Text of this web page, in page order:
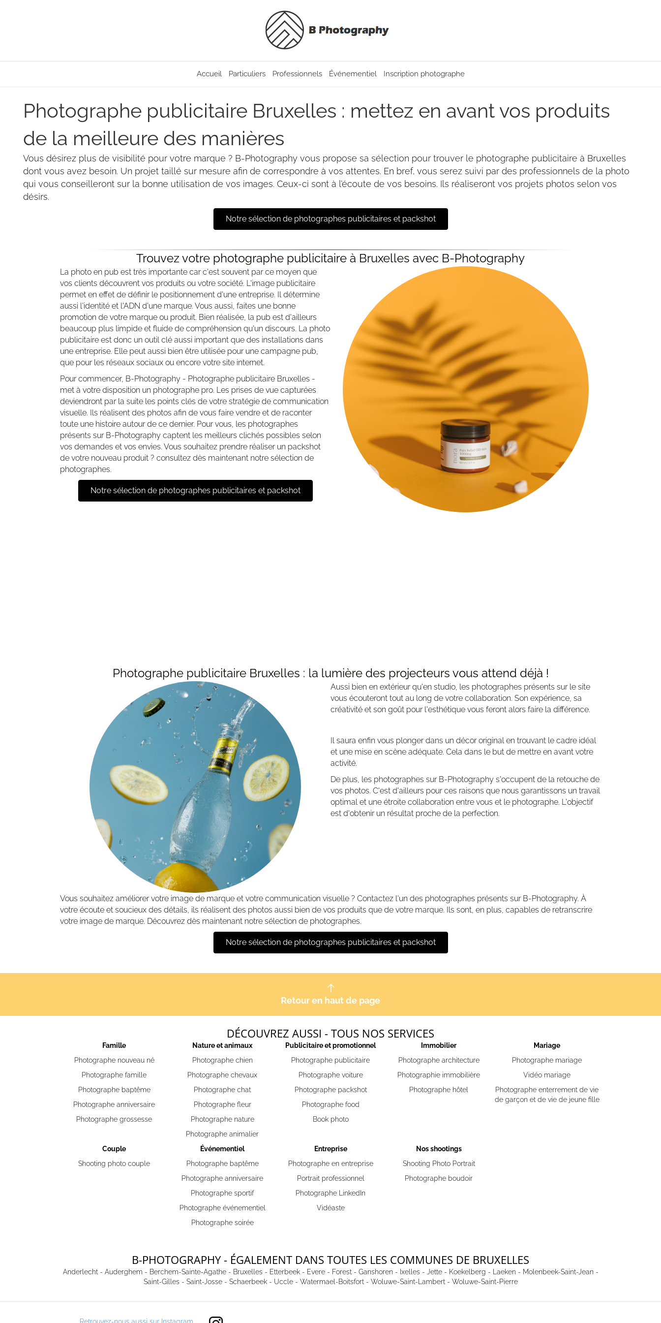
Accueil Particuliers Professionnels Événementiel Inscription photographe
Photographe publicitaire Bruxelles : mettez en avant vos produits
de la meilleure des manières
Vous désirez plus de visibilité pour votre marque ? B-Photography vous propose sa sélection pour trouver le photographe publicitaire à Bruxelles
dont vous avez besoin. Un projet taillé sur mesure afin de correspondre à vos attentes. En bref, vous serez suivi par des professionnels de la photo
qui vous conseilleront sur la bonne utilisation de vos images. Ceux-ci sont à l’écoute de vos besoins. Ils réaliseront vos projets photos selon vos
désirs.
Notre sélection de photographes publicitaires et packshot
Trouvez votre photographe publicitaire à Bruxelles avec B-Photography
La photo en pub est très importante car c'est souvent par ce moyen que
vos clients découvrent vos produits ou votre société. L'image publicitaire
permet en effet de définir le positionnement d'une entreprise. Il détermine
aussi l'identité et l'ADN d'une marque. Vous aussi, faites une bonne
promotion de votre marque ou produit. Bien réalisée, la pub est d'ailleurs
beaucoup plus limpide et fluide de compréhension qu'un discours. La photo
publicitaire est donc un outil clé aussi important que des installations dans
une entreprise. Elle peut aussi bien être utilisée pour une campagne pub,
que pour les réseaux sociaux ou encore votre site internet.
Pour commencer, B-Photography - Photographe publicitaire Bruxelles -
met à votre disposition un photographe pro. Les prises de vue capturées
deviendront par la suite les points clés de votre stratégie de communication
visuelle. Ils réalisent des photos afin de vous faire vendre et de raconter
toute une histoire autour de ce dernier. Pour vous, les photographes
présents sur B-Photography captent les meilleurs clichés possibles selon
vos demandes et vos envies. Vous souhaitez prendre réaliser un packshot
de votre nouveau produit ? consultez dès maintenant notre sélection de
photographes.
Notre sélection de photographes publicitaires et packshot
Photographe publicitaire Bruxelles : la lumière des projecteurs vous attend déjà !
Aussi bien en extérieur qu'en studio, les photographes présents sur le site
vous écouteront tout au long de votre collaboration. Son expérience, sa
créativité et son goût pour l'esthétique vous feront alors faire la différence.
Il saura enfin vous plonger dans un décor original en trouvant le cadre idéal
et une mise en scène adéquate. Cela dans le but de mettre en avant votre
activité.
De plus, les photographes sur B-Photography s'occupent de la retouche de
vos photos. C'est d'ailleurs pour ces raisons que nous garantissons un travail
optimal et une étroite collaboration entre vous et le photographe. L'objectif
est d'obtenir un résultat proche de la perfection.
Vous souhaitez améliorer votre image de marque et votre communication visuelle ? Contactez l'un des photographes présents sur B-Photography. À
votre écoute et soucieux des détails, ils réalisent des photos aussi bien de vos produits que de votre marque. Ils sont, en plus, capables de retranscrire
votre image de marque. Découvrez dès maintenant notre sélection de photographes.
Notre sélection de photographes publicitaires et packshot
Retour en haut de page
DÉCOUVREZ AUSSI - TOUS NOS SERVICES
Famille
Photographe nouveau né
Photographe famille
Photographe baptême
Photographe anniversaire
Photographe grossesse
Nature et animaux
Photographe chien
Photographe chevaux
Photographe chat
Photographe fleur
Photographe nature
Photographe animalier
Publicitaire et promotionnel
Photographe publicitaire
Photographe voiture
Photographe packshot
Photographe food
Book photo
Immobilier
Photographe architecture
Photographie immobilière
Photographe hôtel
Mariage
Photographe mariage
Vidéo mariage
Photographe enterrement de vie
de garçon et de vie de jeune fille
Couple
Shooting photo couple
Événementiel
Photographe baptême
Photographe anniversaire
Photographe sportif
Photographe événementiel
Photographe soirée
Entreprise
Photographe en entreprise
Portrait professionnel
Photographe LinkedIn
Vidéaste
Nos shootings
Shooting Photo Portrait
Photographe boudoir
B-PHOTOGRAPHY - ÉGALEMENT DANS TOUTES LES COMMUNES DE BRUXELLES
Anderlecht- Auderghem - Berchem-Sainte-Agathe- Bruxelles- Etterbeek- Evere- Forest- Ganshoren - Ixelles- Jette- Koekelberg - Laeken - Molenbeek-Saint-Jean -
Saint-Gilles- Saint-Josse- Schaerbeek- Uccle- Watermael-Boitsfort- Woluwe-Saint-Lambert- Woluwe-Saint-Pierre